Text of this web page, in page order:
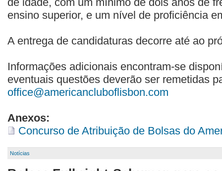
ensino superior, e um nível de proficiência
A entrega de candidaturas decorre até ao
Informações adicionais encontram-se
eventuais questões deverão ser remetidas
office@americancluboflisbon.com
Anexos:
Concurso de Atribuição de Bolsas do
Notícias